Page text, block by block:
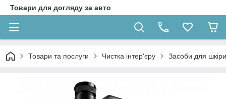
Товари для догляду за авто
Товари та послуги Чистка інтер'єру Засоби для шкіри